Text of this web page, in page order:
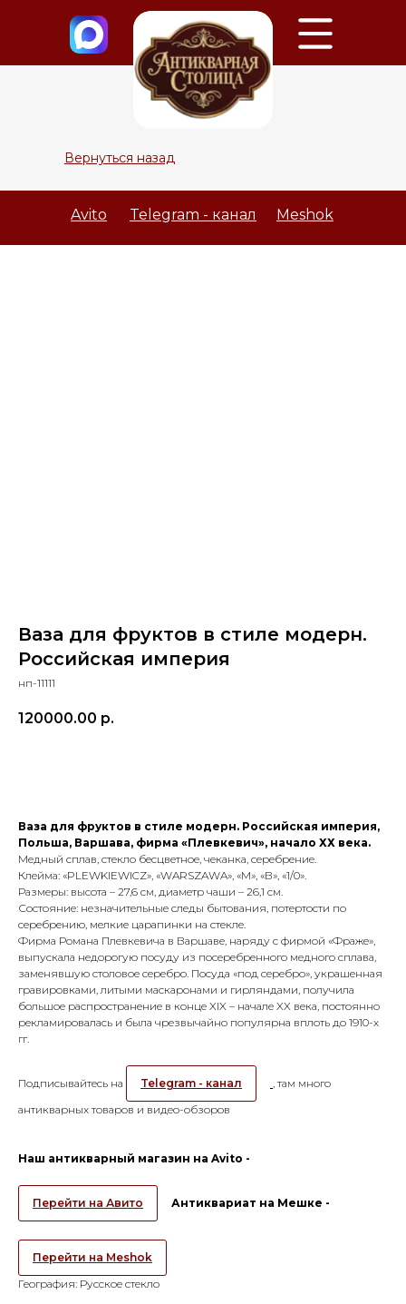
Вернуться назад
Meshok
Avito Telegram - канал
Ваза для фруктов в стиле модерн.
Российская империя
нп-11111
120000.00 р.
Ваза для фруктов в стиле модерн. Российская империя,
Польша, Варшава, фирма «Плевкевич», начало ХХ века.
Медный сплав, стекло бесцветное, чеканка, серебрение.
Клейма: «PLEWKIEWICZ», «WARSZAWA», «M», «В», «1/0».
Размеры: высота – 27,6 см, диаметр чаши – 26,1 см.
Состояние: незначительные следы бытования, потертости по
серебрению, мелкие царапинки на стекле.
Фирма Романа Плевкевича в Варшаве, наряду с фирмой «Фраже»,
выпускала недорогую посуду из посеребренного медного сплава,
заменявшую столовое серебро. Посуда «под серебро», украшенная
гравировками, литыми маскаронами и гирляндами, получила
большое распространение в конце XIX – начале XX века, постоянно
рекламировалась и была чрезвычайно популярна вплоть до 1910-х
гг.
Подписывайтесь на Telegram - канал
, там много
антикварных товаров и видео-обзоров
Наш антикварный магазин на Avito -
Перейти на Авито Антиквариат на Мешке -
Перейти на Meshok
География: Русское стекло